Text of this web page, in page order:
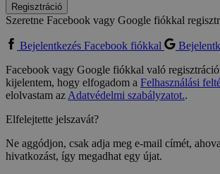
Regisztráció
Szeretne Facebook vagy Google fiókkal
Bejelentkezés Facebook fiókkal
Facebook vagy Google fiókkal való
kijelentem, hogy elfogadom a Felhasználási
elolvastam azAdatvédelmi szabályzatot..
Elfelejtette jelszavát?
Ne aggódjon, csak adja meg e-mail címét,
hivatkozást, így megadhat egy újat.